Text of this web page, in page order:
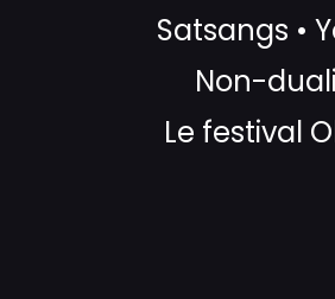
Satsangs •
Non-
Le festival